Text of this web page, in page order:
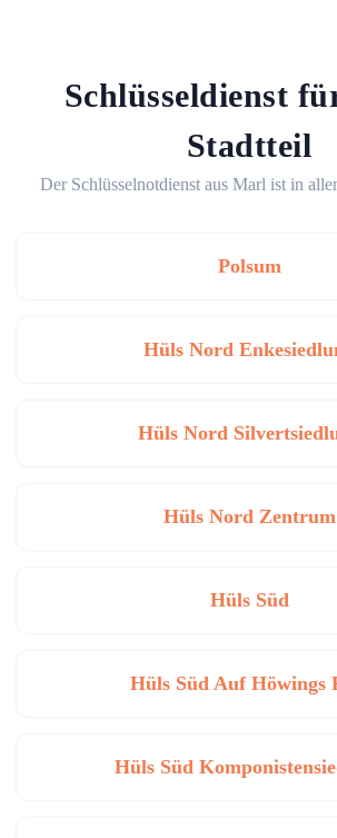
Schlüsseldienst
Stadtteil
Der Schlüsselnotdienst aus Marl ist in
Polsum
Hüls Nord
Hüls Nord
Hüls Nord Zentrum
Hüls Süd
Hüls Süd Auf Höwings
Hüls Süd